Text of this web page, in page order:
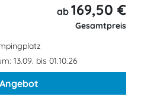
ab 169,50 €
Gesamtpreis
13.09. bis 01.10.26